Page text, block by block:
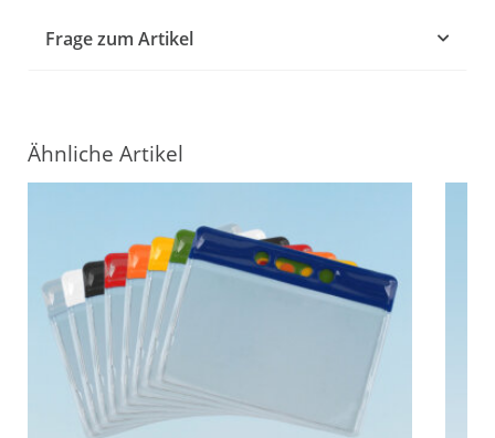
Frage zum Artikel
Ähnliche Artikel